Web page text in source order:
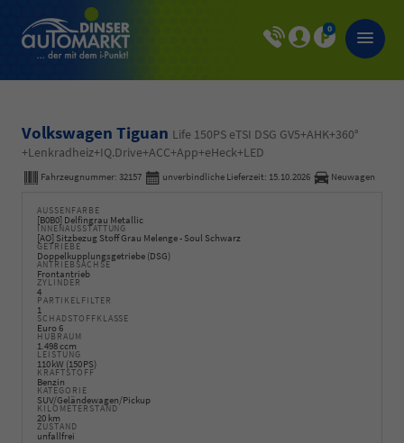
0
Volkswagen Tiguan Life 150PS eTSI DSG GV5+AHK+360°
+Lenkradheiz+IQ.Drive+ACC+App+eHeck+LED
Fahrzeugnummer: 32157 unverbindliche Lieferzeit: 15.10.2026 Neuwagen
AUSSENFARBE
[B0B0] Delfingrau Metallic
INNENAUSSTATTUNG
[AO] Sitzbezug Stoff Grau Melenge - Soul Schwarz
GETRIEBE
Doppelkupplungsgetriebe (DSG)
ANTRIEBSACHSE
Frontantrieb
ZYLINDER
4
PARTIKELFILTER
1
SCHADSTOFFKLASSE
Euro 6
HUBRAUM
1.498 ccm
LEISTUNG
110 kW (150 PS)
KRAFTSTOFF
Benzin
KATEGORIE
SUV/Geländewagen/Pickup
KILOMETERSTAND
20 km
ZUSTAND
unfallfrei